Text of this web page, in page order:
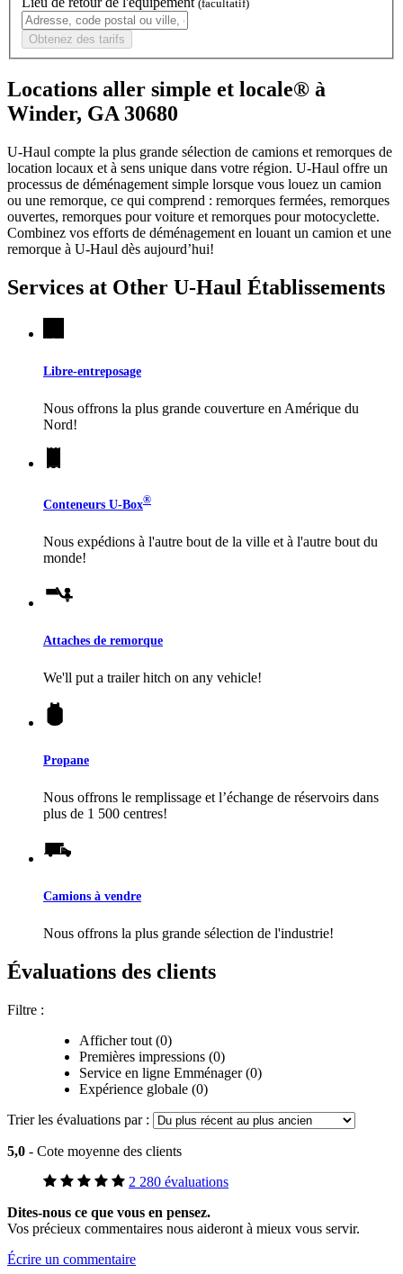
(facultatif)
Obtenez des tarifs
Locations aller simple et locale® à
Winder, GA 30680
U-Haul compte la plus grande sélection de camions et remorques de
location locaux et à sens unique dans votre région. U-Haul offre un
processus de déménagement simple lorsque vous louez un camion
ou une remorque, ce qui comprend : remorques fermées, remorques
ouvertes, remorques pour voiture et remorques pour motocyclette.
Combinez vos efforts de déménagement en louant un camion et une
remorque à U-Haul dès aujourd’hui!
Services at Other U-Haul Établissements
Libre-entreposage
Nous offrons la plus grande couverture en Amérique du
Nord!
Conteneurs U-Box®
Nous expédions à l'autre bout de la ville et à l'autre bout du
monde!
Attaches de remorque
We'll put a trailer hitch on any vehicle!
Propane
Nous offrons le remplissage et l’échange de réservoirs dans
plus de 1 500 centres!
Camions à vendre
Nous offrons la plus grande sélection de l'industrie!
Évaluations des clients
Filtre :
Afficher tout (0)
Premières impressions (0)
Service en ligne Emménager (0)
Expérience globale (0)
Trier les évaluations par :
5,0 - Cote moyenne des clients
2 280 évaluations
Dites-nous ce que vous en pensez.
Vos précieux commentaires nous aideront à mieux vous servir.
Écrire un commentaire